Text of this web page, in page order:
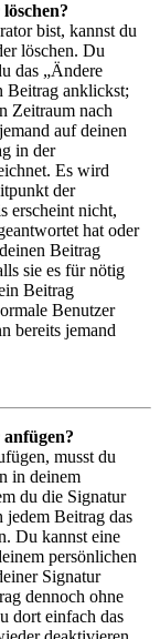
bist, kannst du
löschen. Du
das „Ändere
Beitrag anklickst;
Zeitraum nach
auf deinen
in der
Es wird
der
erscheint nicht,
hat oder
Beitrag
sie es für nötig
Beitrag
Benutzer
bereits jemand
musst du
in deinem
du die Signatur
jedem Beitrag das
Du kannst eine
persönlichen
Signatur
dennoch ohne
dort einfach das